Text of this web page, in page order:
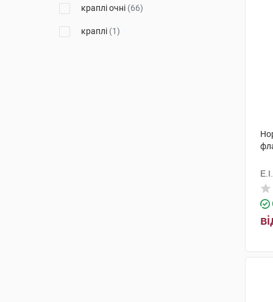
краплі очні (66)
краплі (1)